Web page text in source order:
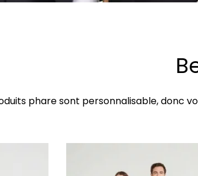
phare sont personnalisable, donc